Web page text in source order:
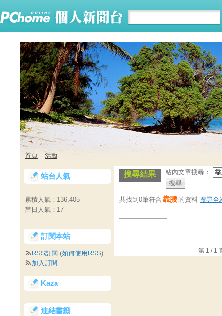
首頁 活動
搜尋結果 站內文章搜尋：
共找到0筆符合 靠腰 的資料 搜尋全
第 1 /
站台人氣
累積人氣： 136,405
當日人氣： 17
訂閱本站
RSS訂閱 (如何使用RSS)
加入訂閱
Kaza
連結書籤